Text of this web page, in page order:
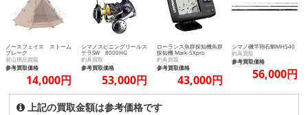
ノースフェイス ストーム
ブレーク
登山用品買取
参考買取価格
14,000円
シマノスピニングリールス
テラSW 8000HG
釣具買取
参考買取価格
53,000円
ローランス魚群探知機魚群
探知機 Mark-5Xpro
釣具買取
参考買取価格
43,000円
シマノ磯竿翔石鯛MH540
釣具買取
参考買取価格
56,000円
上記の買取金額は参考価格です